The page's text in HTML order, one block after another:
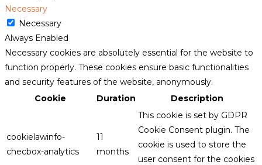
Necessary
Necessary
Always Enabled
Necessary cookies are absolutely essential for the website to
function properly. These cookies ensure basic functionalities
and security features of the website, anonymously.
Cookie
Duration Description
cookielawinfo-
checbox-analytics
11
months
This cookie is set by GDPR
Cookie Consent plugin. The
cookie is used to store the
user consent for the cookies